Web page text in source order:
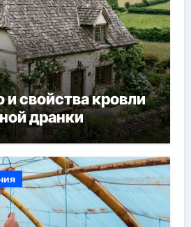
и свойства кровли
дранки